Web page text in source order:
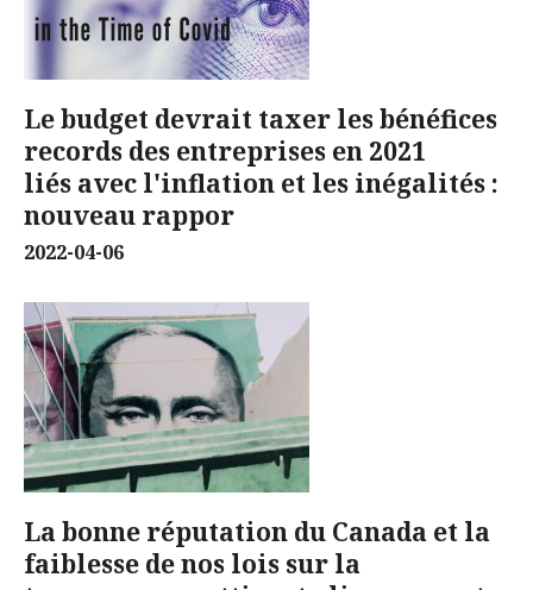
Le budget devrait taxer les bénéfices
records des entreprises en 2021
liés avec l'inflation et les inégalités :
nouveau rappor
2022-04-06
La bonne réputation du Canada et la
faiblesse de nos lois sur la